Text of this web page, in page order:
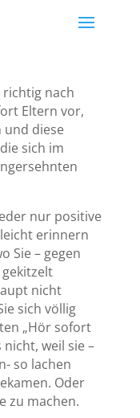
richtig nach
Eltern vor,
und diese
sich im
nur positive
erinnern
Sie – gegen
nicht
sich völlig
„Hör sofort
weil sie –
so lachen
Oder
zu machen.